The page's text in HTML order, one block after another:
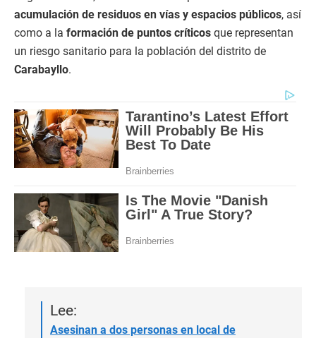
acumulación de residuos en vías y espacios públicos, así
como a la formación de puntos críticos que representan
un riesgo sanitario para la población del distrito de
Carabayllo.
Lee:
Asesinan a dos personas en local de